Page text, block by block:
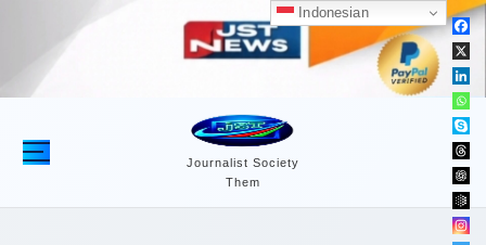
n
Journalist Society
Them
Indonesian